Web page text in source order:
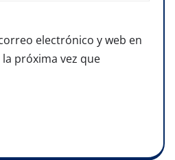
electrónico y web en
próxima vez que